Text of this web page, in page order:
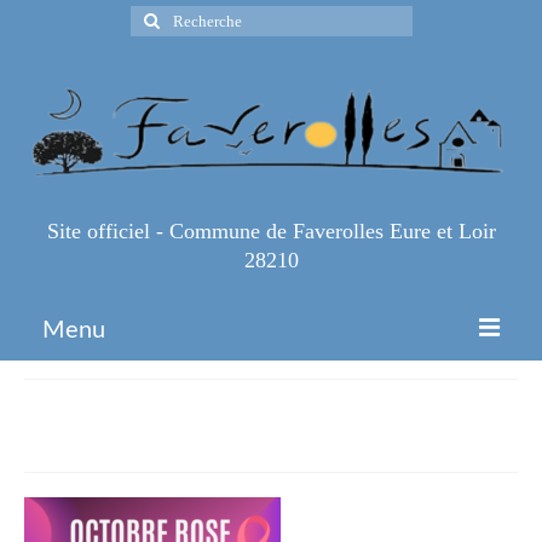
Rechercher
:
Site officiel - Commune de Faverolles Eure et Loir
28210
Menu
Infos Pratiques